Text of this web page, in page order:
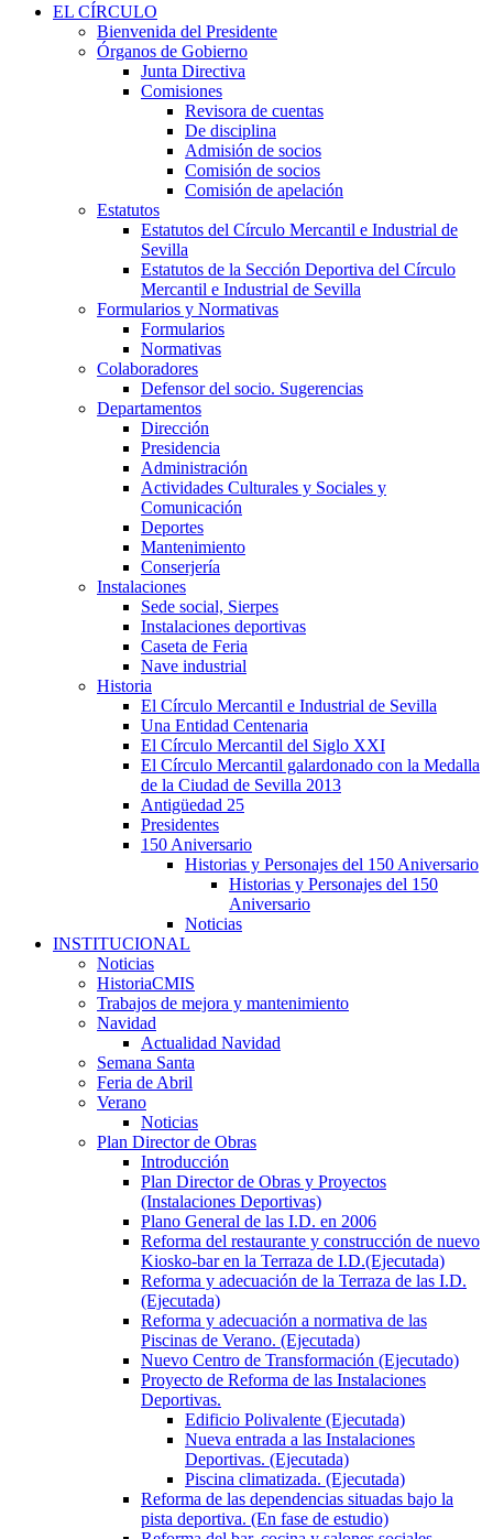
EL CÍRCULO
Bienvenida del Presidente
Órganos de Gobierno
Junta Directiva
Comisiones
Revisora de cuentas
De disciplina
Admisión de socios
Comisión de socios
Comisión de apelación
Estatutos
Estatutos del Círculo Mercantil e Industrial de
Sevilla
Estatutos de la Sección Deportiva del Círculo
Mercantil e Industrial de Sevilla
Formularios y Normativas
Formularios
Normativas
Colaboradores
Defensor del socio. Sugerencias
Departamentos
Dirección
Presidencia
Administración
Actividades Culturales y Sociales y
Comunicación
Deportes
Mantenimiento
Conserjería
Instalaciones
Sede social, Sierpes
Instalaciones deportivas
Caseta de Feria
Nave industrial
Historia
El Círculo Mercantil e Industrial de Sevilla
Una Entidad Centenaria
El Círculo Mercantil del Siglo XXI
El Círculo Mercantil galardonado con la Medalla
de la Ciudad de Sevilla 2013
Antigüedad 25
Presidentes
150 Aniversario
Historias y Personajes del 150 Aniversario
Historias y Personajes del 150
Aniversario
Noticias
INSTITUCIONAL
Noticias
HistoriaCMIS
Trabajos de mejora y mantenimiento
Navidad
Actualidad Navidad
Semana Santa
Feria de Abril
Verano
Noticias
Plan Director de Obras
Introducción
Plan Director de Obras y Proyectos
(Instalaciones Deportivas)
Plano General de las I.D. en 2006
Reforma del restaurante y construcción de nuevo
Kiosko-bar en la Terraza de I.D.(Ejecutada)
Reforma y adecuación de la Terraza de las I.D.
(Ejecutada)
Reforma y adecuación a normativa de las
Piscinas de Verano. (Ejecutada)
Nuevo Centro de Transformación (Ejecutado)
Proyecto de Reforma de las Instalaciones
Deportivas.
Edificio Polivalente (Ejecutada)
Nueva entrada a las Instalaciones
Deportivas. (Ejecutada)
Piscina climatizada. (Ejecutada)
Reforma de las dependencias situadas bajo la
pista deportiva. (En fase de estudio)